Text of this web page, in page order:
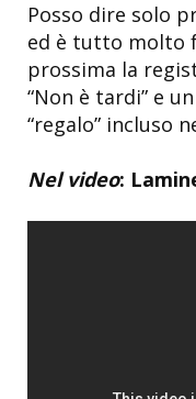
Posso dire solo
ed è tutto molto
prossima la
“Non è tardi” e
“regalo” incluso
Nel video: